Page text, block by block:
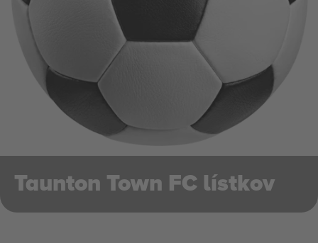
Taunton Town FC lístkov